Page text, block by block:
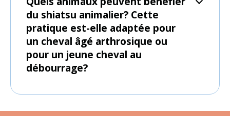
du shiatsu animalier? Cette
pratique est-elle adaptée pour
un cheval âgé arthrosique ou
pour un jeune cheval au
débourrage?